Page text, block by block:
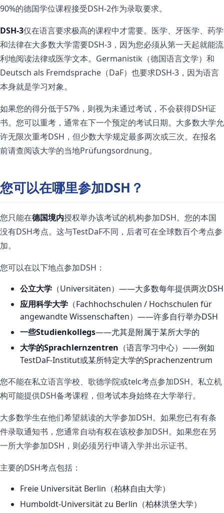
90%的德国学位课程接受DSH-2作为录取要求。
DSH-3仅在语言要求极高的课程中才需要。医学、牙医学、药学
和法律在大多数大学需要DSH-3，因为您必须从第一天起就能流
利地阅读法律或医学文本。Germanistik（德国语言文学）和
Deutsch als Fremdsprache（DaF）也要求DSH-3，因为语言
本身就是学习对象。
如果您的得分低于57%，则视为未通过考试，不会获得DSH证
书。您可以重考，通常在下一个预定的考试日期。大多数大学允
许无限次重考DSH，但少数大学规定最多两次或三次。在报名
前请查阅该大学的当地Prüfungsordnung。
您可以在哪里参加DSH？
您只能在德国境内授权举办该考试的机构参加DSH。您的本国
没有DSH考点。这与TestDaF不同，后者可在全球数百个考点参
加。
您可以在以下地点参加DSH：
公立大学 （Universitäten）——大多数每年提供两次DSH
应用科学大学 （Fachhochschulen / Hochschulen für
angewandte Wissenschaften）——许多自行举办DSH
一些Studienkollegs——尤其是附属于某所大学的
大学的Sprachlernzentren （语言学习中心）——例如
TestDaF-Institut或某所特定大学的Sprachenzentrum
您不能在私立语言学校、歌德学院或telc考点参加DSH。私立机
构可能提供DSH备考课程，但考试本身始终在大学举行。
大多数学生在他们希望就读的大学参加DSH。如果您已有有条
件录取通知书，您通常自动有权在该校参加DSH。如果您在另
一所大学参加DSH，则必须另行申请入学并出示证书。
主要的DSH考点包括：
Freie Universität Berlin（柏林自由大学）
Humboldt-Universität zu Berlin（柏林洪堡大学）